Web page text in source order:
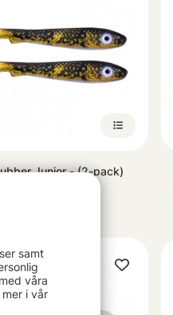
Junior - (2-pack)
samt
våra
i vår